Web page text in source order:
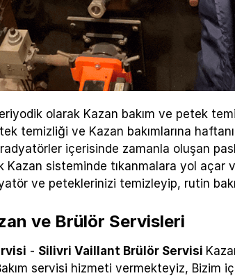
olarak Kazan bakım ve petek
temizliği ve Kazan bakımlarına
içerisinde zamanla oluşan
Kazan sisteminde tıkanmalara yol açar
ve peteklerinizi temizleyip, rutin
ve Brülör Servisleri
- Silivri Vaillant Brülör Servisi
servisi hizmeti vermekteyiz, Bizim